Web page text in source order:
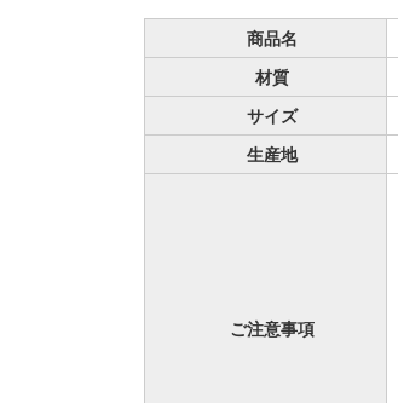
商品名
材質
サイズ
生産地
ご注意事項